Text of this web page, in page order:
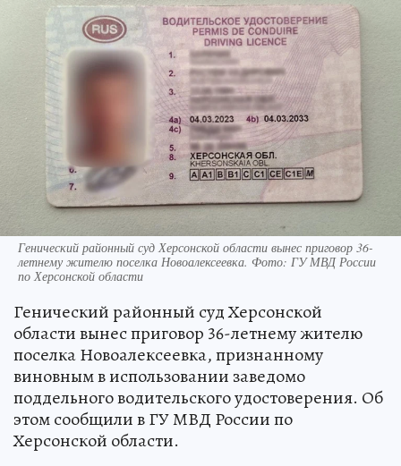
Генический районный суд Херсонской области вынес приговор 36-
летнему жителю поселка Новоалексеевка. Фото: ГУ МВД России
по Херсонской области
Генический районный суд Херсонской
области вынес приговор 36-летнему жителю
поселка Новоалексеевка, признанному
виновным в использовании заведомо
поддельного водительского удостоверения. Об
этом сообщили в ГУ МВД России по
Херсонской области.